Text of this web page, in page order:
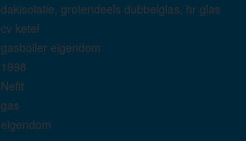
dakisolatie, grotendeels dubbelglas, hr glas
cv ketel
gasboiler eigendom
1998
Nefit
gas
eigendom